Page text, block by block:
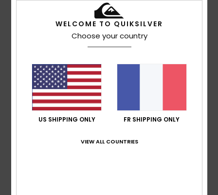
Confort: 5/5 Rapport qualité / prix: 5/5
: Grand
Matière: 4/5 Coloris: 5/5
Je recommande ce produit
5 /5
WELCOME TO QUIKSILVER
Choose your country
US SHIPPING ONLY FR SHIPPING ONLY
VIEW ALL COUNTRIES